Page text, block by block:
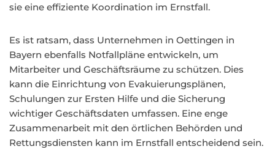
sie eine effiziente Koordination im Ernstfall.
Es ist ratsam, dass Unternehmen in Oettingen in
Bayern ebenfalls Notfallpläne entwickeln, um
Mitarbeiter und Geschäftsräume zu schützen. Dies
kann die Einrichtung von Evakuierungsplänen,
Schulungen zur Ersten Hilfe und die Sicherung
wichtiger Geschäftsdaten umfassen. Eine enge
Zusammenarbeit mit den örtlichen Behörden und
Rettungsdiensten kann im Ernstfall entscheidend sein.